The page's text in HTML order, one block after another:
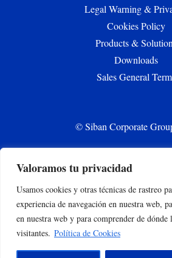
Valoramos tu privacidad
Usamos cookies y otras técnicas de rastreo
experiencia de navegación en nuestra web,
en nuestra web y para comprender de dónde
visitantes. Política de Cookies
Legal Warning &
Cookies Policy
Products &
Downloads
Sales General
© Siban Corporate
CONTACT
+34
Parque empresarial Abra Industrial